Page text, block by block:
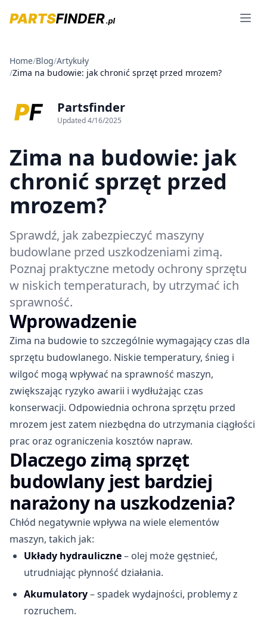
Open
Home/Blog/Artykuły
/Zima na budowie: jak chronić sprzęt przed mrozem?
Partsfinder
Updated4/16/2025
Zima na budowie: jak
chronić sprzęt przed
mrozem?
Sprawdź, jak zabezpieczyć maszyny
budowlane przed uszkodzeniami zimą.
Poznaj praktyczne metody ochrony sprzętu
w niskich temperaturach, by utrzymać ich
sprawność.
Wprowadzenie
Zima na budowie to szczególnie wymagający czas dla
sprzętu budowlanego. Niskie temperatury, śnieg i
wilgoć mogą wpływać na sprawność maszyn,
zwiększając ryzyko awarii i wydłużając czas
konserwacji. Odpowiednia ochrona sprzętu przed
mrozem jest zatem niezbędna do utrzymania ciągłości
prac oraz ograniczenia kosztów napraw.
Dlaczego zimą sprzęt
budowlany jest bardziej
narażony na uszkodzenia?
Chłód negatywnie wpływa na wiele elementów
maszyn, takich jak:
Układy hydrauliczne– olej może gęstnieć,
utrudniając płynność działania.
Akumulatory– spadek wydajności, problemy z
rozruchem.